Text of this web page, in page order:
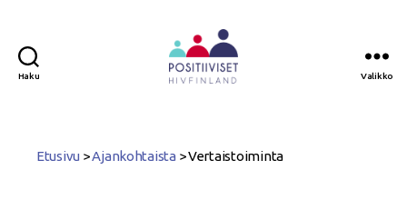
Haku Valikko
Etusivu >Ajankohtaista >Vertaistoiminta